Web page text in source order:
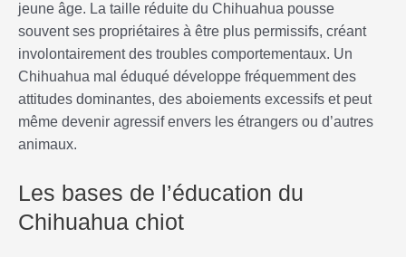
jeune âge. La taille réduite du Chihuahua pousse
souvent ses propriétaires à être plus permissifs, créant
involontairement des troubles comportementaux. Un
Chihuahua mal éduqué développe fréquemment des
attitudes dominantes, des aboiements excessifs et peut
même devenir agressif envers les étrangers ou d’autres
animaux.
Les bases de l’éducation du
Chihuahua chiot